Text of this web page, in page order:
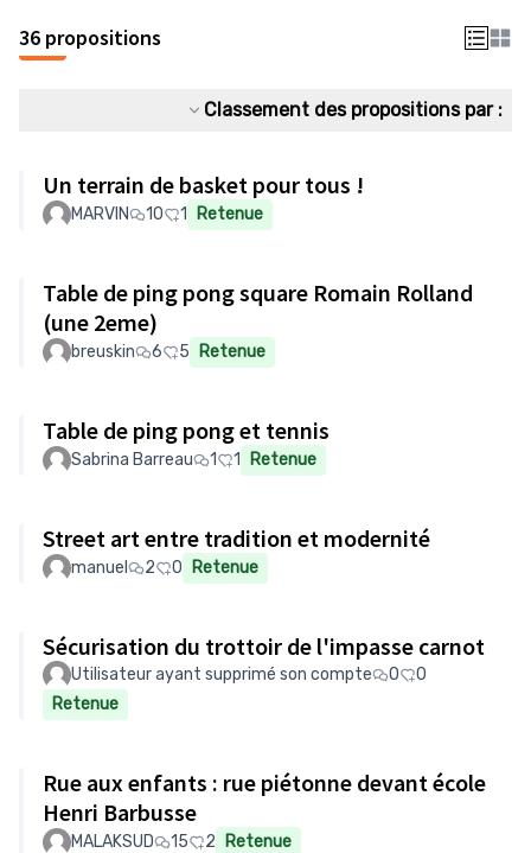
36 propositions
Classement des propositions par :
Un terrain de basket pour tous !
MARVIN 10 1 Retenue
Table de ping pong square Romain Rolland
(une 2eme)
breuskin 6 5 Retenue
Table de ping pong et tennis
Sabrina Barreau 1 1 Retenue
Street art entre tradition et modernité
manuel 2 0 Retenue
Sécurisation du trottoir de l'impasse carnot
Utilisateur ayant supprimé son compte 0
0
Retenue
Rue aux enfants : rue piétonne devant école
Henri Barbusse
MALAKSUD 15 2 Retenue